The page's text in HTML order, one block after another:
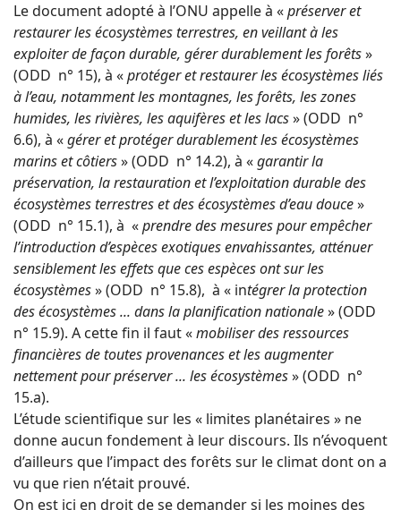
Le document adopté à l’ONU appelle à «préserver et
restaurer les écosystèmes terrestres, en veillant à les
exploiter de façon durable, gérer durablement les forêts»
(ODD n° 15), à «protéger et restaurer les écosystèmes liés
à l’eau, notamment les montagnes, les forêts, les zones
humides, les rivières, les aquifères et les lacs» (ODD n°
6.6), à «gérer et protéger durablement les écosystèmes
marins et côtiers» (ODD n° 14.2), à «garantir la
préservation, la restauration et l’exploitation durable des
écosystèmes terrestres et des écosystèmes d’eau douce»
(ODD n° 15.1), à «prendre des mesures pour empêcher
l’introduction d’espèces exotiques envahissantes, atténuer
sensiblement les effets que ces espèces ont sur les
écosystèmes» (ODD n° 15.8), à « intégrer la protection
des écosystèmes ... dans la planification nationale» (ODD
n° 15.9). A cette fin il faut «mobiliser des ressources
financières de toutes provenances et les augmenter
nettement pour préserver ... les écosystèmes» (ODD n°
15.a).
L’étude scientifique sur les « limites planétaires » ne
donne aucun fondement à leur discours. Ils n’évoquent
d’ailleurs que l’impact des forêts sur le climat dont on a
vu que rien n’était prouvé.
On est ici en droit de se demander si les moines des